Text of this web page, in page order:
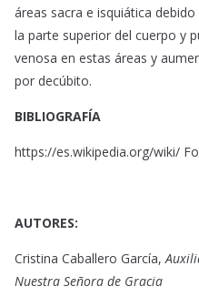
áreas sacra e isquiática
la parte superior del cuerpo y
venosa en estas áreas y
por decúbito.
BIBLIOGRAFÍA
https://es.wikipedia.org/wiki/
AUTORES:
Cristina Caballero García,
Nuestra Señora de Gracia